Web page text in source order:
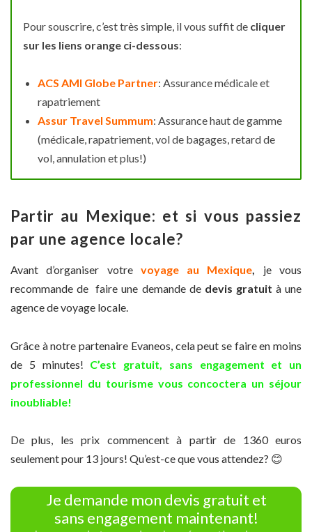
Pour souscrire, c’est très simple, il vous suffit de cliquer
sur les liens orange ci-dessous:
ACS AMI Globe Partner: Assurance médicale et
rapatriement
Assur Travel Summum: Assurance haut de gamme
(médicale, rapatriement, vol de bagages, retard de
vol, annulation et plus!)
Partir au Mexique: et si vous passiez
par une agence locale?
Avant d’organiser votre voyage au Mexique, je vous
recommande de faire une demande dedevis gratuit à une
agence de voyage locale.
Grâce à notre partenaire Evaneos, cela peut se faire en moins
de 5 minutes! C’est gratuit, sans engagement et un
professionnel du tourisme vous concoctera un séjour
inoubliable!
De plus, les prix commencent à partir de 1360 euros
seulement pour 13 jours! Qu’est-ce que vous attendez? 😊
Je demande mon devis gratuit et
sans engagement maintenant!